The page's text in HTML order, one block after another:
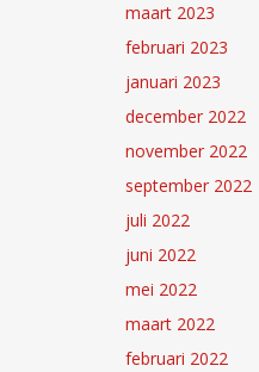
maart 2023
februari 2023
januari 2023
december 2022
november 2022
september 2022
juli 2022
juni 2022
mei 2022
maart 2022
februari 2022